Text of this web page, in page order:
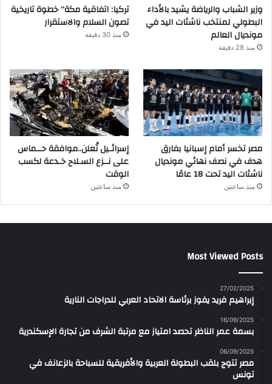
وزير الشباب والرياضة يشيد بالأداء
البطولي لمنتخب ناشئات اليد في
مونديال العالم
منذ 28 دقيقة
تركيا: اتفاقية مكة” خطوة تاريخية
تصون السلام والاستقرار
منذ 30 دقيقة
مصر تخسر أمام إسبانيا بفارق
هدف في نصف نهائي مونديال
ناشئات اليد تحت 18 عامًا
منذ ساعتين
إسرائـيل تُعلن..موافقة حــماس
على نــزع السـلاح خـدعة لكسب
الوقت
منذ ساعتين
Most Viewed Posts
27/02/2025
إبراهيم فريد يفوز برئاسة الاتحاد العربي للدراجات النارية
16/09/2025
بسمة عمر الناظر تحصد امتياز مع مرتبة الشرف من تجارة الإسكندرية
06/09/2025
مصر تتوج بلقب البطولة العربية والأفريقية للسباحة بالزعانف في
تونس